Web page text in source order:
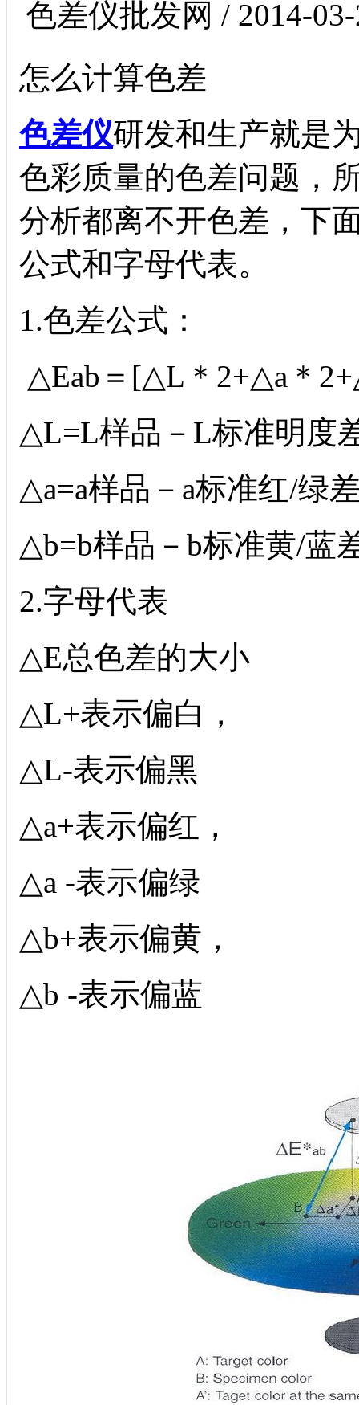
色差仪批发网 / 2014-
怎么计算色差
色差仪研发和生产就是
色彩质量的色差问题，
分析都离不开色差，下
公式和字母代表。
1.色差公式：
△Eab＝[△L＊2+△a＊
△L=L样品－L标准明度
△a=a样品－a标准红/绿
△b=b样品－b标准黄/蓝
2.字母代表
△E总色差的大小
△L+表示偏白，
△L-表示偏黑
△a+表示偏红，
△a -表示偏绿
△b+表示偏黄，
△b -表示偏蓝